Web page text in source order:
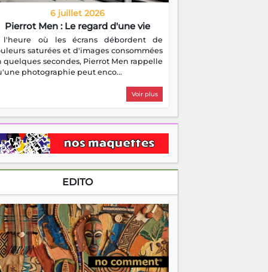
6 juillet 2026
Pierrot Men : Le regard d'une vie
l'heure où les écrans débordent de
saturées et d'images consommées
quelques secondes, Pierrot Men rappelle
photographie peut enco...
Voir plus
EDITO